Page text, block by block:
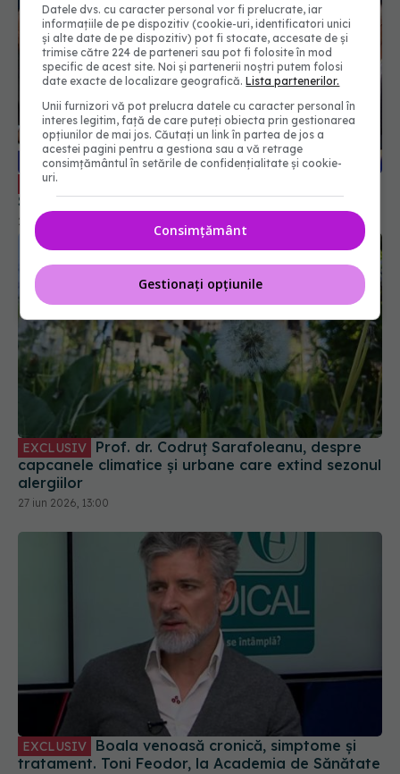
EXCLUSIV
Simionescu, la Academia de Sănătate
29 mai 2025, 14:15
EXCLUSIV
capcanele climatice și urbane care extind sezonul
alergiilor
27 iun 2026, 13:00
EXCLUSIV
tratament. Toni Feodor, la Academia de Sănătate
Datele dvs. cu caracter personal vor fi prelucrate, iar
informațiile de pe dispozitiv (cookie-uri, identificatori unici
și alte date de pe dispozitiv) pot fi stocate, accesate de și
trimise către 224 de parteneri sau pot fi folosite în mod
specific de acest site. Noi și partenerii noștri putem folosi
date exacte de localizare geografică.Lista partenerilor.
Unii furnizori vă pot prelucra datele cu caracter personal în
interes legitim, față de care puteți obiecta prin gestionarea
opțiunilor de mai jos. Căutați un link în partea de jos a
acestei pagini pentru a gestiona sau a vă retrage
consimțământul în setările de confidențialitate și cookie-
uri.
Consimțământ
Gestionați opțiunile